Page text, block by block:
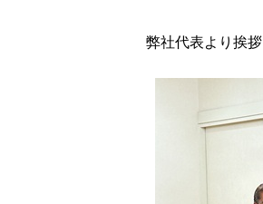
弊社代表より挨拶